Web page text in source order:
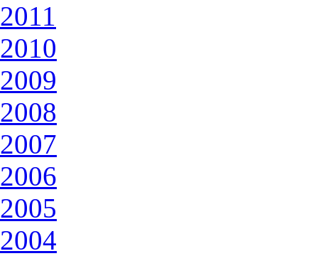
2011
2010
2009
2008
2007
2006
2005
2004